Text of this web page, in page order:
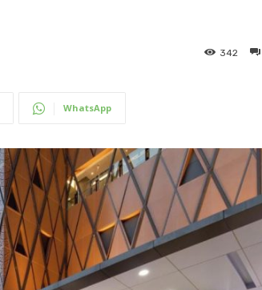
342
WhatsApp